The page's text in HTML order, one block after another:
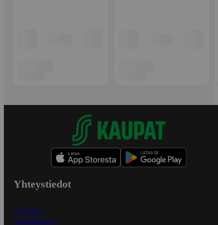
Yhteystiedot
Myymälät
Asiakaspalvelu